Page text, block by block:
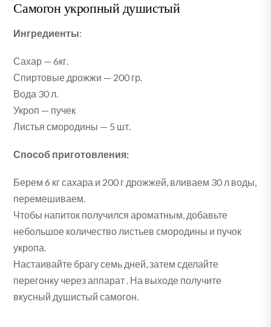
Самогон укропный душистый
Ингредиенты:
Сахар — 6кг.
Спиртовые дрожжи — 200 гр.
Вода 30 л.
Укроп — пучек
Листья смородины — 5 шт.
Способ приготовления:
Берем 6 кг сахара и 200 г дрожжей, вливаем 30 л воды,
перемешиваем.
Чтобы напиток получился ароматным, добавьте
небольшое количество листьев смородины и пучок
укропа.
Настаивайте брагу семь дней, затем сделайте
перегонку через аппарат . На выходе получите
вкусный душистый самогон.